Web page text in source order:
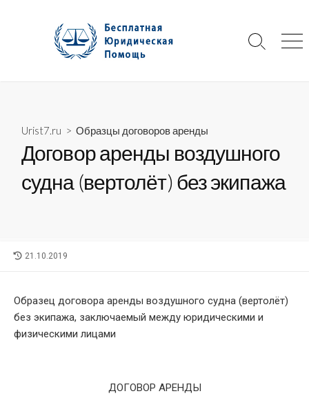
Search
Urist7.ru > Образцы договоров аренды
Договор аренды воздушного
судна (вертолёт) без экипажа
LAST
21.10.2019
Образец договора аренды воздушного судна (вертолёт)
без экипажа, заключаемый между юридическими и
физическими лицами
ДОГОВОР АРЕНДЫ